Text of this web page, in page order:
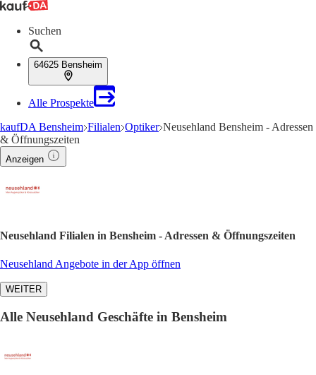
Suchen
64625 Bensheim
Alle Prospekte
kaufDA Bensheim Filialen Optiker Neusehland Bensheim - Adressen
& Öffnungszeiten
Anzeigen
Neusehland Filialen in Bensheim - Adressen & Öffnungszeiten
Neusehland Angebote in der App öffnen
WEITER
Alle Neusehland Geschäfte in Bensheim